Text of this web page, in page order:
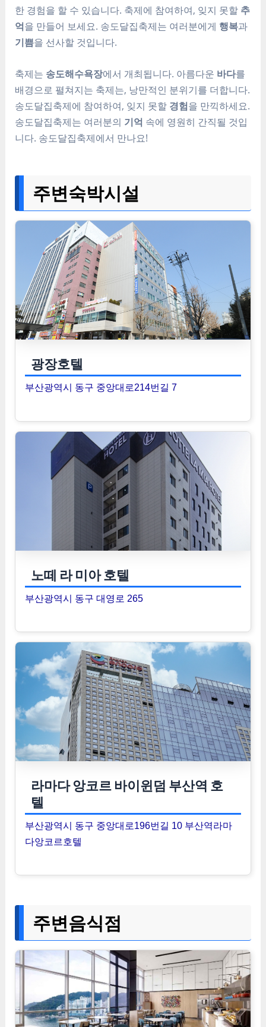
한 경험을 할 수 있습니다. 축제에 참여하여, 잊지 못할 추
억을 만들어 보세요. 송도달집축제는 여러분에게 행복과
기쁨을 선사할 것입니다.
축제는 송도해수욕장에서 개최됩니다. 아름다운 바다를
배경으로 펼쳐지는 축제는, 낭만적인 분위기를 더합니다.
송도달집축제에 참여하여, 잊지 못할 경험을 만끽하세요.
송도달집축제는 여러분의 기억 속에 영원히 간직될 것입
니다. 송도달집축제에서 만나요!
주변숙박시설
광장호텔
부산광역시 동구 중앙대로214번길 7
노떼 라 미아 호텔
부산광역시 동구 대영로 265
라마다 앙코르 바이윈덤 부산역 호
텔
부산광역시 동구 중앙대로196번길 10 부산역라마
다앙코르호텔
주변음식점